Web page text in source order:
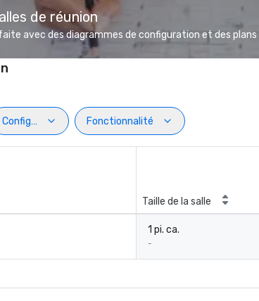
de réunion
avec des diagrammes de configuration et des
Configuration
Fonctionnalité
Taille de la salle
1 pi. ca.
-